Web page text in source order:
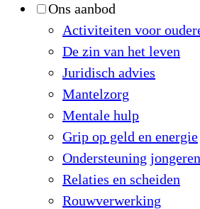
Ons aanbod
Activiteiten voor
De zin van het leven
Juridisch advies
Mantelzorg
Mentale hulp
Grip op geld en energie
Ondersteuning jongeren
Relaties en scheiden
Rouwverwerking